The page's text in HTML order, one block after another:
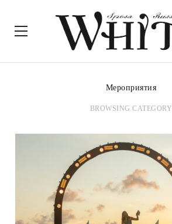
Мероприятия
BROWSING CATEGORY